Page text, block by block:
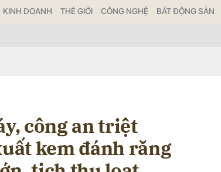
KINH DOANH THẾ GIỚI CÔNG NGHỆ BẤT ĐỘNG SẢN
công an triệt
kem đánh răng